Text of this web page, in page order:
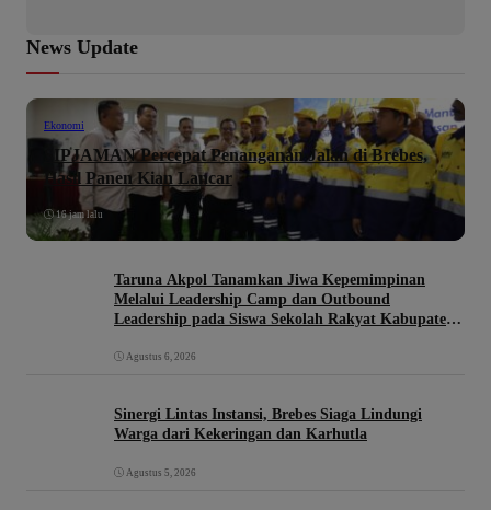
News Update
Ekonomi
SIPJAMAN Percepat Penanganan Jalan di Brebes,
Hasil Panen Kian Lancar
16 jam lalu
Taruna Akpol Tanamkan Jiwa Kepemimpinan
Melalui Leadership Camp dan Outbound
Leadership pada Siswa Sekolah Rakyat Kabupaten
Agustus 6, 2026
Sinergi Lintas Instansi, Brebes Siaga Lindungi
Warga dari Kekeringan dan Karhutla
Agustus 5, 2026